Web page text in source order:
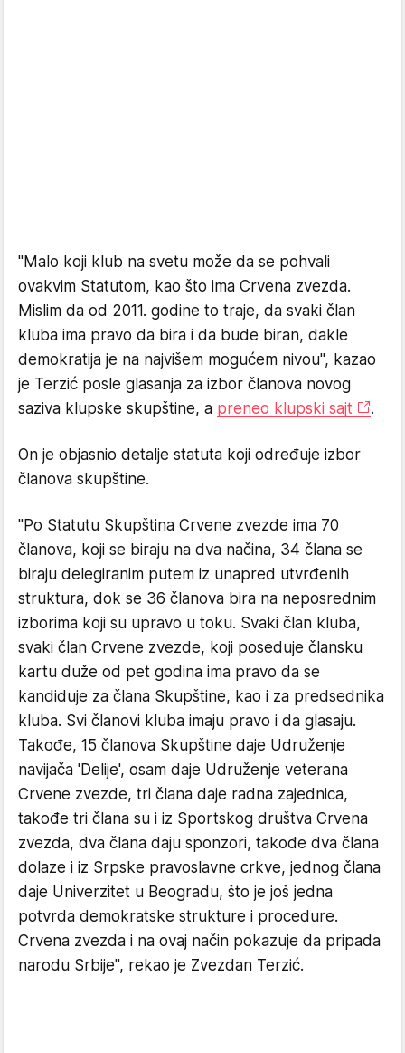
"Malo koji klub na svetu može da se pohvali
ovakvim Statutom, kao što ima Crvena zvezda.
Mislim da od 2011. godine to traje, da svaki član
kluba ima pravo da bira i da bude biran, dakle
demokratija je na najvišem mogućem nivou", kazao
je Terzić posle glasanja za izbor članova novog
saziva klupske skupštine, a preneo klupski sajt .
On je objasnio detalje statuta koji određuje izbor
članova skupštine.
"Po Statutu Skupština Crvene zvezde ima 70
članova, koji se biraju na dva načina, 34 člana se
biraju delegiranim putem iz unapred utvrđenih
struktura, dok se 36 članova bira na neposrednim
izborima koji su upravo u toku. Svaki član kluba,
svaki član Crvene zvezde, koji poseduje člansku
kartu duže od pet godina ima pravo da se
kandiduje za člana Skupštine, kao i za predsednika
kluba. Svi članovi kluba imaju pravo i da glasaju.
Takođe, 15 članova Skupštine daje Udruženje
navijača 'Delije', osam daje Udruženje veterana
Crvene zvezde, tri člana daje radna zajednica,
takođe tri člana su i iz Sportskog društva Crvena
zvezda, dva člana daju sponzori, takođe dva člana
dolaze i iz Srpske pravoslavne crkve, jednog člana
daje Univerzitet u Beogradu, što je još jedna
potvrda demokratske strukture i procedure.
Crvena zvezda i na ovaj način pokazuje da pripada
narodu Srbije", rekao je Zvezdan Terzić.